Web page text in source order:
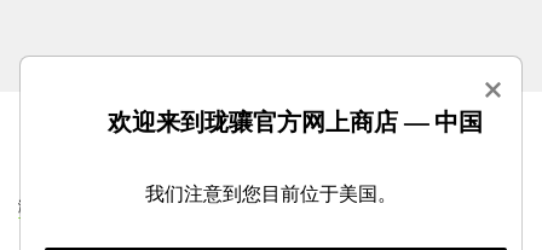
浏览太阳眼镜系列
×
欢迎来到珑骧官方网上商店 — 中国
我们注意到您目前位于美国。